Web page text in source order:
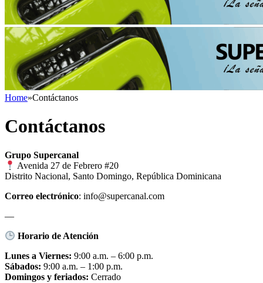
Home»Contáctanos
Contáctanos
Grupo Supercanal
Avenida 27 de Febrero #20
Distrito Nacional, Santo Domingo, República Dominicana
Correo electrónico: info@supercanal.com
—
Horario de Atención
Lunes a Viernes: 9:00 a.m. – 6:00 p.m.
Sábados: 9:00 a.m. – 1:00 p.m.
Domingos y feriados: Cerrado